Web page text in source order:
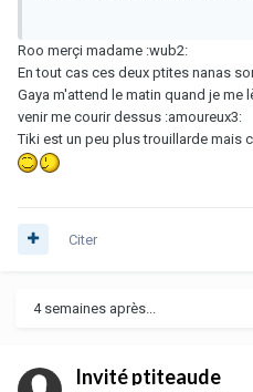
Roo merçi madame :wub2:
En tout cas ces deux ptites nanas
Gaya m'attend le matin quand je me
venir me courir dessus :amoureux3:
Tiki est un peu plus trouillarde mais
Citer
4 semaines après...
Invité ptiteaude